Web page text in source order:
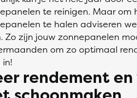
te reinigen. Maar
te halen adviseren
Zo zijn jouw zonnepanelen
om zo optimaal
rendement